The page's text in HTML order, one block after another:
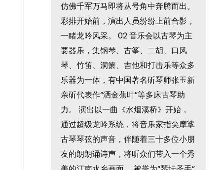
仿佛千军万马即将从号角中奔腾而出。
彩排开始前，演出人员纷纷上前合影，
一睹龙吟风采。 02 音乐会以古琴为主
要器乐，集钢琴、古筝、二胡、口风
琴、竹笛、洞箫、吉他和打击乐等众多
乐器为一体，有中国著名斫琴师张玉新
亲斫代表作“洒金蕉叶”等多床古琴助
力。 演出以一曲《水烟溪桥》开始，
通过超级龙吟系统，将音乐家指尖摩挲
古琴琴弦的声音，伴随着三十多位小朋
友的朗朗诵诗声，将听众们带入一个秀